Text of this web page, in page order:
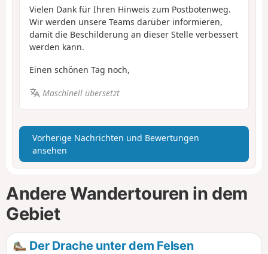
Vielen Dank für Ihren Hinweis zum Postbotenweg.
Wir werden unsere Teams darüber informieren,
damit die Beschilderung an dieser Stelle verbessert
werden kann.
Einen schönen Tag noch,
Maschinell übersetzt
Vorherige Nachrichten und Bewertungen
ansehen
Andere Wandertouren in dem
Gebiet
Der Drache unter dem Felsen